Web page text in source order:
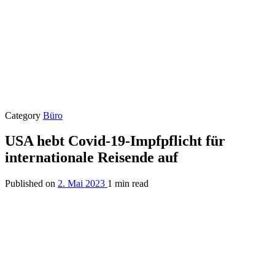
Category Büro
USA hebt Covid-19-Impfpflicht für
internationale Reisende auf
Published on 2. Mai 2023 1 min read